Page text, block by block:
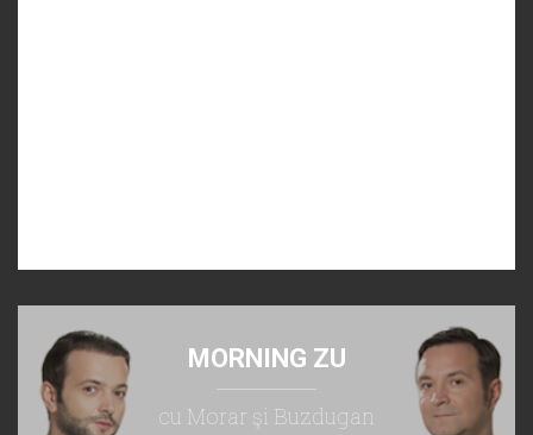
MORNING ZU
cu Morar şi Buzdugan